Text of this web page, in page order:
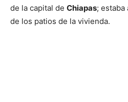
de la capital de Chiapas;
de los patios de la vivienda.